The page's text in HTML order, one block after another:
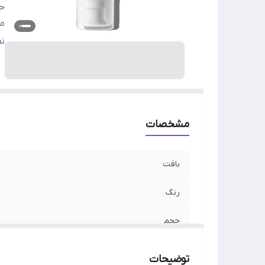
مشخصات
بافت
رنگ
حجم
توضیحات